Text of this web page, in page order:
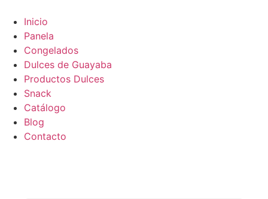
contenido
Inicio
Panela
Congelados
Dulces de Guayaba
Productos Dulces
Snack
Catálogo
Blog
Contacto